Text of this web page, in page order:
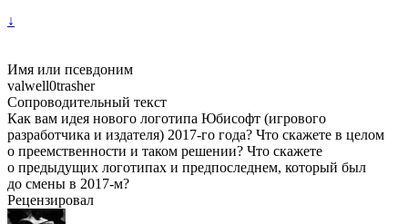
↓
Имя или псевдоним
valwell0trasher
Сопроводительный текст
Как вам идея нового логотипа Юбисофт (игрового
разработчика и издателя) 2017-го года? Что скажете в целом
о преемственности и таком решении? Что скажете
о предыдущих логотипах и предпоследнем, который был
до смены в 2017-м?
Рецензировал